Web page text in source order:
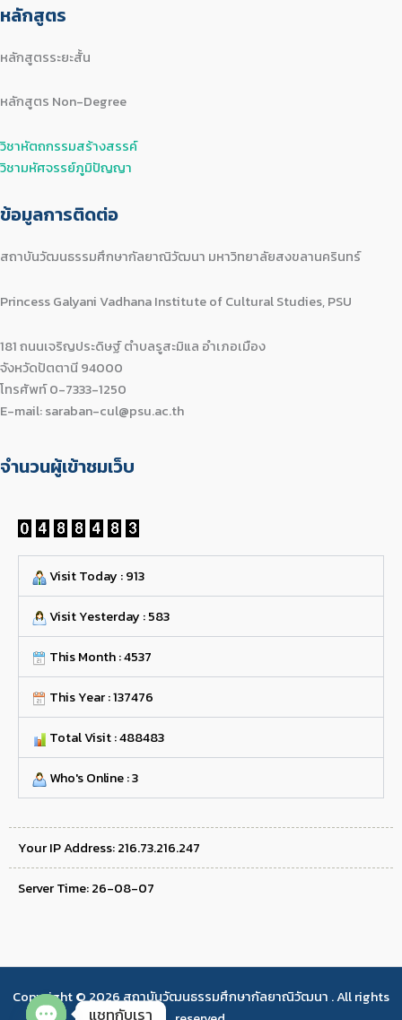
หลักสูตร
หลักสูตรระยะสั้น
หลักสูตร Non-Degree
วิชาหัตถกรรมสร้างสรรค์
วิชามหัศจรรย์ภูมิปัญญา
ข้อมูลการติดต่อ
สถาบันวัฒนธรรมศึกษากัลยาณิวัฒนา มหาวิทยาลัยสงขลานครินทร์
Princess Galyani Vadhana Institute of Cultural Studies, PSU
181 ถนนเจริญประดิษฐ์ ตำบลรูสะมิแล อำเภอเมือง
จังหวัดปัตตานี 94000
โทรศัพท์ 0-7333-1250
E-mail: saraban-cul@psu.ac.th
จำนวนผู้เข้าชมเว็บ
Visit Today : 913
Visit Yesterday : 583
This Month : 4537
This Year : 137476
Total Visit : 488483
Who's Online : 3
Your IP Address: 216.73.216.247
Server Time: 26-08-07
Copyright © 2026 สถาบันวัฒนธรรมศึกษากัลยาณิวัฒนา . All rights
แชทกับเรา